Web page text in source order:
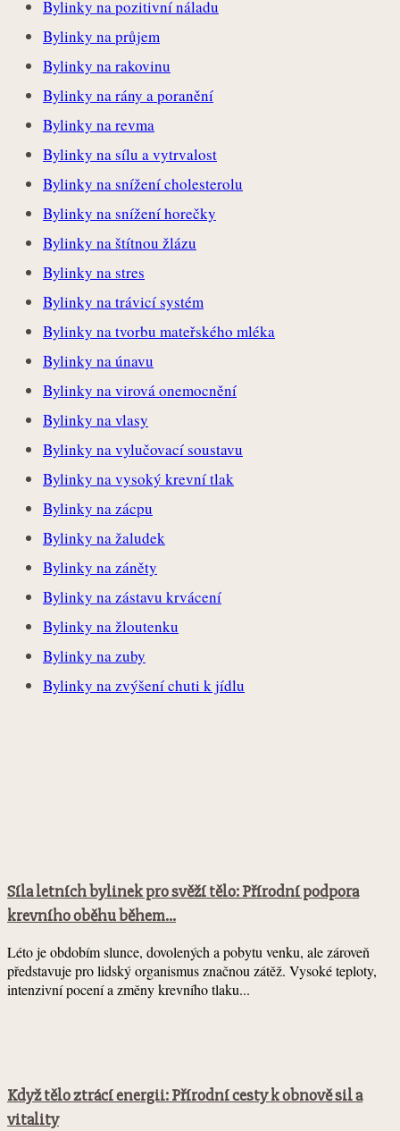
Bylinky na pozitivní náladu
Bylinky na průjem
Bylinky na rakovinu
Bylinky na rány a poranění
Bylinky na revma
Bylinky na sílu a vytrvalost
Bylinky na snížení cholesterolu
Bylinky na snížení horečky
Bylinky na štítnou žlázu
Bylinky na stres
Bylinky na trávicí systém
Bylinky na tvorbu mateřského mléka
Bylinky na únavu
Bylinky na virová onemocnění
Bylinky na vlasy
Bylinky na vylučovací soustavu
Bylinky na vysoký krevní tlak
Bylinky na zácpu
Bylinky na žaludek
Bylinky na záněty
Bylinky na zástavu krvácení
Bylinky na žloutenku
Bylinky na zuby
Bylinky na zvýšení chuti k jídlu
Síla letních bylinek pro svěží tělo: Přírodní podpora
krevního oběhu během...
Léto je obdobím slunce, dovolených a pobytu venku, ale zároveň
představuje pro lidský organismus značnou zátěž. Vysoké teploty,
intenzivní pocení a změny krevního tlaku...
Když tělo ztrácí energii: Přírodní cesty k obnově sil a
vitality